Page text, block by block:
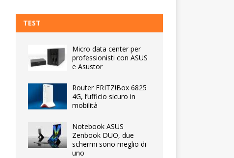
TEST
Micro data center per
professionisti con ASUS
e Asustor
Router FRITZ!Box 6825
4G, l’ufficio sicuro in
mobilità
Notebook ASUS
Zenbook DUO, due
schermi sono meglio di
uno